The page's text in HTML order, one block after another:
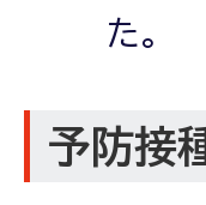
た。
予防接